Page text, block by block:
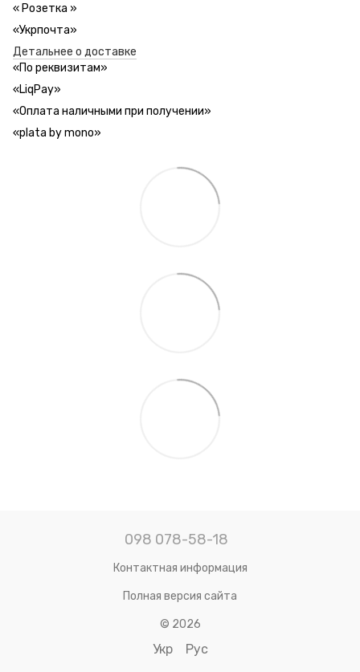
« Розетка »
«Укрпочта»
Детальнее о доставке
«По реквизитам»
«LiqPay»
«Оплата наличными при получении»
«plata by mono»
098 078-58-18
Контактная информация
Полная версия сайта
© 2026
Укр Рус